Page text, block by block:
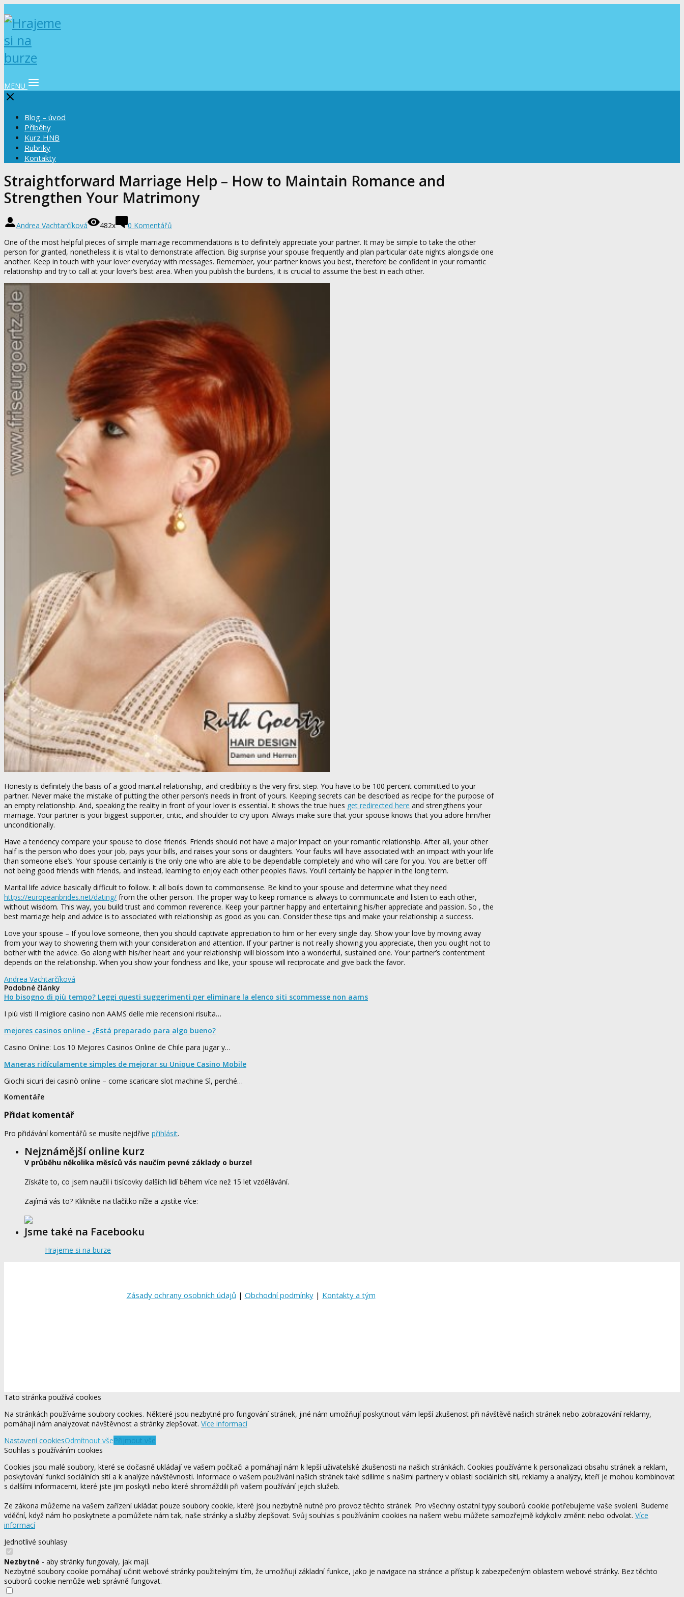
MENU
Blog – úvod
Příběhy
Kurz HNB
Rubriky
Kontakty
Straightforward Marriage Help – How to Maintain Romance and
Strengthen Your Matrimony
Andrea Vachtarčíková 482x
0 Komentářů
One of the most helpful pieces of simple marriage recommendations is to definitely appreciate your partner. It may be simple to take the other
person for granted, nonetheless it is vital to demonstrate affection. Big surprise your spouse frequently and plan particular date nights alongside one
another. Keep in touch with your lover everyday with messages. Remember, your partner knows you best, therefore be confident in your romantic
relationship and try to call at your lover’s best area. When you publish the burdens, it is crucial to assume the best in each other.
Honesty is definitely the basis of a good marital relationship, and credibility is the very first step. You have to be 100 percent committed to your
partner. Never make the mistake of putting the other person’s needs in front of yours. Keeping secrets can be described as recipe for the purpose of
an empty relationship. And, speaking the reality in front of your lover is essential. It shows the true hues get redirected here and strengthens your
marriage. Your partner is your biggest supporter, critic, and shoulder to cry upon. Always make sure that your spouse knows that you adore him/her
unconditionally.
Have a tendency compare your spouse to close friends. Friends should not have a major impact on your romantic relationship. After all, your other
half is the person who does your job, pays your bills, and raises your sons or daughters. Your faults will have associated with an impact with your life
than someone else’s. Your spouse certainly is the only one who are able to be dependable completely and who will care for you. You are better off
not being good friends with friends, and instead, learning to enjoy each other peoples flaws. You’ll certainly be happier in the long term.
Marital life advice basically difficult to follow. It all boils down to commonsense. Be kind to your spouse and determine what they need
https://europeanbrides.net/dating/ from the other person. The proper way to keep romance is always to communicate and listen to each other,
without wisdom. This way, you build trust and common reverence. Keep your partner happy and entertaining his/her appreciate and passion. So , the
best marriage help and advice is to associated with relationship as good as you can. Consider these tips and make your relationship a success.
Love your spouse – If you love someone, then you should captivate appreciation to him or her every single day. Show your love by moving away
from your way to showering them with your consideration and attention. If your partner is not really showing you appreciate, then you ought not to
bother with the advice. Go along with his/her heart and your relationship will blossom into a wonderful, sustained one. Your partner’s contentment
depends on the relationship. When you show your fondness and like, your spouse will reciprocate and give back the favor.
Andrea Vachtarčíková
Podobné články
Ho bisogno di più tempo? Leggi questi suggerimenti per eliminare la elenco siti scommesse non aams
I più visti Il migliore casino non AAMS delle mie recensioni risulta…
mejores casinos online - ¿Está preparado para algo bueno?
Casino Online: Los 10 Mejores Casinos Online de Chile para jugar y…
Maneras ridículamente simples de mejorar su Unique Casino Mobile
Giochi sicuri dei casinò online – come scaricare slot machine Sì, perché…
Komentáře
Přidat komentář
Pro přidávání komentářů se musíte nejdříve přihlásit.
Nejznámější online kurz
V průběhu několika měsíců vás naučím pevné základy o burze!
Získáte to, co jsem naučil i tisícovky dalších lidí během více než 15 let vzdělávání.
Zajímá vás to? Klikněte na tlačítko níže a zjistíte více:
Jsme také na Facebooku
Hrajeme si na burze
Zásady ochrany osobních údajů | Obchodní podmínky| Kontakty a tým
Tato stránka používá cookies
Na stránkách používáme soubory cookies. Některé jsou nezbytné pro fungování stránek, jiné nám umožňují poskytnout vám lepší zkušenost při návštěvě našich stránek nebo zobrazování reklamy,
pomáhají nám analyzovat návštěvnost a stránky zlepšovat. Více informací
Nastavení cookiesOdmítnout všePřijmout vše
Souhlas s používáním cookies
Cookies jsou malé soubory, které se dočasně ukládají ve vašem počítači a pomáhají nám k lepší uživatelské zkušenosti na našich stránkách. Cookies používáme k personalizaci obsahu stránek a reklam,
poskytování funkcí sociálních sítí a k analýze návštěvnosti. Informace o vašem používání našich stránek také sdílíme s našimi partnery v oblasti sociálních sítí, reklamy a analýzy, kteří je mohou kombinovat
s dalšími informacemi, které jste jim poskytli nebo které shromáždili při vašem používání jejich služeb.
Ze zákona můžeme na vašem zařízení ukládat pouze soubory cookie, které jsou nezbytně nutné pro provoz těchto stránek. Pro všechny ostatní typy souborů cookie potřebujeme vaše svolení. Budeme
vděční, když nám ho poskytnete a pomůžete nám tak, naše stránky a služby zlepšovat. Svůj souhlas s používáním cookies na našem webu můžete samozřejmě kdykoliv změnit nebo odvolat. Více
informací
Jednotlivé souhlasy
Nezbytné - aby stránky fungovaly, jak mají.
Nezbytné soubory cookie pomáhají učinit webové stránky použitelnými tím, že umožňují základní funkce, jako je navigace na stránce a přístup k zabezpečeným oblastem webové stránky. Bez těchto
souborů cookie nemůže web správně fungovat.